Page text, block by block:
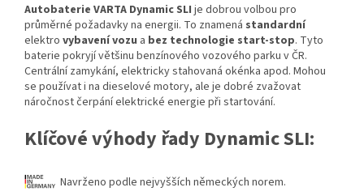
Autobaterie VARTA Dynamic SLI je dobrou volbou pro
průměrné požadavky na energii. To znamená standardní
elektro vybavení vozu a bez technologie start-stop. Tyto
baterie pokryjí většinu benzínového vozového parku v ČR.
Centrální zamykání, elektricky stahovaná okénka apod. Mohou
se používat i na dieselové motory, ale je dobré zvažovat
náročnost čerpání elektrické energie při startování.
Klíčové výhody řady Dynamic SLI:
Navrženo podle nejvyšších německých norem.